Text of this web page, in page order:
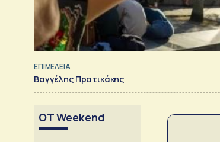
ΕΠΙΜΕΛΕΙΑ
Βαγγέλης Πρατικάκης
OT Weekend